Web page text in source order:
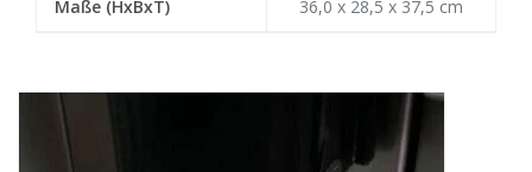
Maße (HxBxT) 36,0 x 28,5 x 37,5 cm